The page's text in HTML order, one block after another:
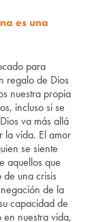
es una
para
regalo de Dios
nuestra propia
incluso si se
va más allá
la vida. El amor
se siente
aquellos que
una crisis
de la
capacidad de
nuestra vida,